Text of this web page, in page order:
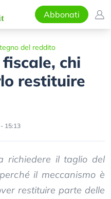
Abbonati
del reddito
chi
restituire
15:13
richiedere il taglio del
il meccanismo è
restituire parte delle